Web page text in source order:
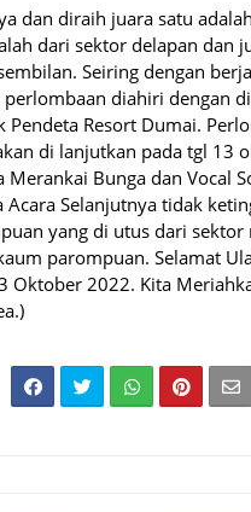
dan diraih juara satu
dari sektor delapan dan
Seiring dengan
perlombaan diahiri dengan
Pendeta Resort Dumai.
di lanjutkan pada tgl 13
Merankai Bunga dan Vocal
Acara Selanjutnya tidak
yang di utus dari sektor
parompuan. Selamat
Oktober 2022. Kita